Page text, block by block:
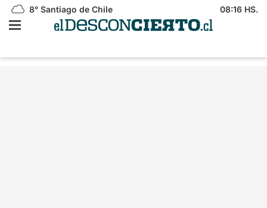
8° Santiago de Chile 08:16 HS.